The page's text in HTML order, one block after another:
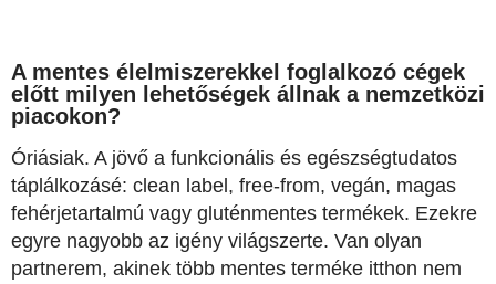
A mentes élelmiszerekkel foglalkozó cégek
előtt milyen lehetőségek állnak a nemzetközi
piacokon?
Óriásiak. A jövő a funkcionális és egészségtudatos
táplálkozásé: clean label, free-from, vegán, magas
fehérjetartalmú vagy gluténmentes termékek. Ezekre
egyre nagyobb az igény világszerte. Van olyan
partnerem, akinek több mentes terméke itthon nem